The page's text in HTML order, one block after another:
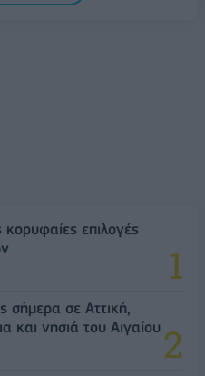
επιλογές
σήμερα σε Αττική,
και νησιά του Αιγαίου